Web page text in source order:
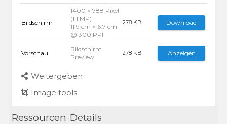
Bildschirm
1400 × 788 Pixel
(1.1 MP)
11.9 cm × 6.7 cm
@ 300 PPI
278 KB Download
Vorschau
Bildschirm
Preview
278 KB Anzeigen
Weitergeben
Image tools
Ressourcen-Details